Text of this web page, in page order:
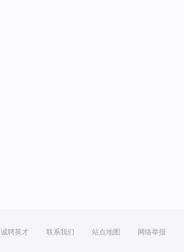
诚聘英才 联系我们 站点地图 网络举报